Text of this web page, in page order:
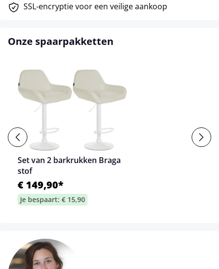
SSL-encryptie voor een veilige aankoop
Onze spaarpakketten
Set van 2 barkrukken Braga
stof
€ 149,90*
Je bespaart: € 15,90